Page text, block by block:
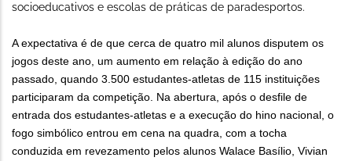
socioeducativos e escolas de práticas de paradesportos.
A expectativa é de que cerca de quatro mil alunos disputem os
jogos deste ano, um aumento em relação à edição do ano
passado, quando 3.500 estudantes-atletas de 115 instituições
participaram da competição. Na abertura, após o desfile de
entrada dos estudantes-atletas e a execução do hino nacional, o
fogo simbólico entrou em cena na quadra, com a tocha
conduzida em revezamento pelos alunos Walace Basílio, Vivian